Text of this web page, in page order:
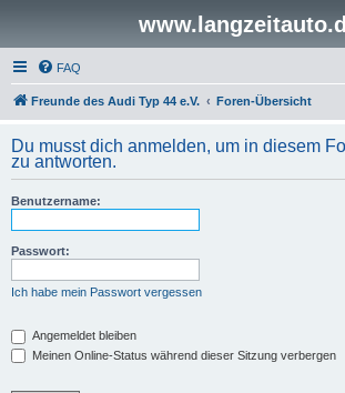
FAQ
Freunde des Audi Typ 44 e.V. Foren-Übersicht
Du musst dich anmelden, um in diesem
zu antworten.
Benutzername:
Passwort:
Ich habe mein Passwort vergessen
Angemeldet bleiben
Meinen Online-Status während dieser Sitzung verbergen